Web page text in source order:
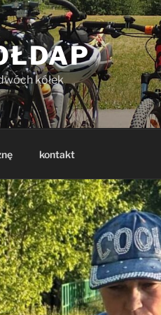
kółek
kontakt